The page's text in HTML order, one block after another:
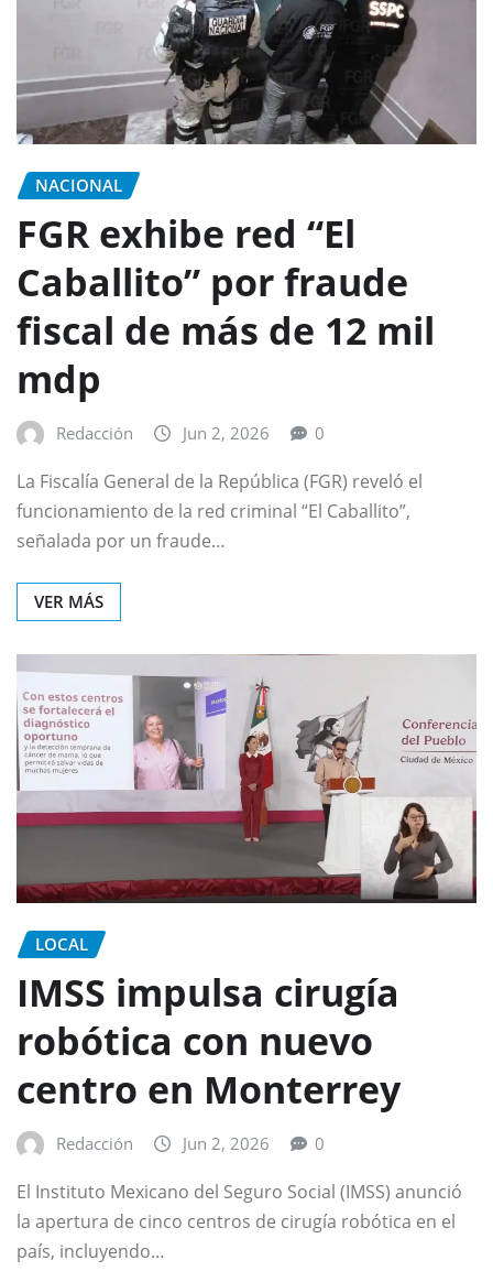
NACIONAL
FGR exhibe red “El
Caballito” por fraude
fiscal de más de 12 mil
mdp
Redacción Jun 2, 2026 0
La Fiscalía General de la República (FGR) reveló el
funcionamiento de la red criminal “El Caballito”,
señalada por un fraude…
VER MÁS
LOCAL
IMSS impulsa cirugía
robótica con nuevo
centro en Monterrey
Redacción Jun 2, 2026 0
El Instituto Mexicano del Seguro Social (IMSS) anunció
la apertura de cinco centros de cirugía robótica en el
país, incluyendo…